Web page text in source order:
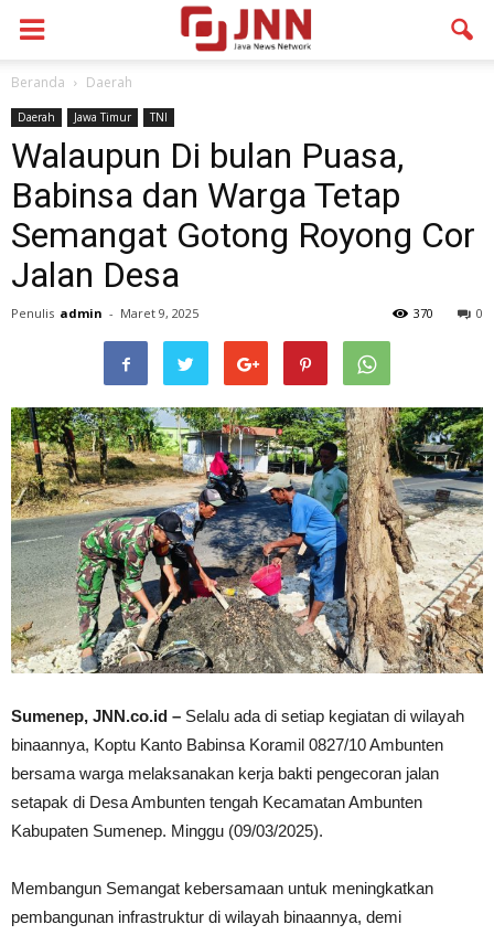
Beranda Daerah
Daerah Jawa Timur TNI
Walaupun Di bulan Puasa,
Babinsa dan Warga Tetap
Semangat Gotong Royong Cor
Jalan Desa
Penulis admin - Maret 9, 2025 0
370
Sumenep, JNN.co.id – Selalu ada di setiap kegiatan di wilayah
binaannya, Koptu Kanto Babinsa Koramil 0827/10 Ambunten
bersama warga melaksanakan kerja bakti pengecoran jalan
setapak di Desa Ambunten tengah Kecamatan Ambunten
Kabupaten Sumenep. Minggu (09/03/2025).
Membangun Semangat kebersamaan untuk meningkatkan
pembangunan infrastruktur di wilayah binaannya, demi